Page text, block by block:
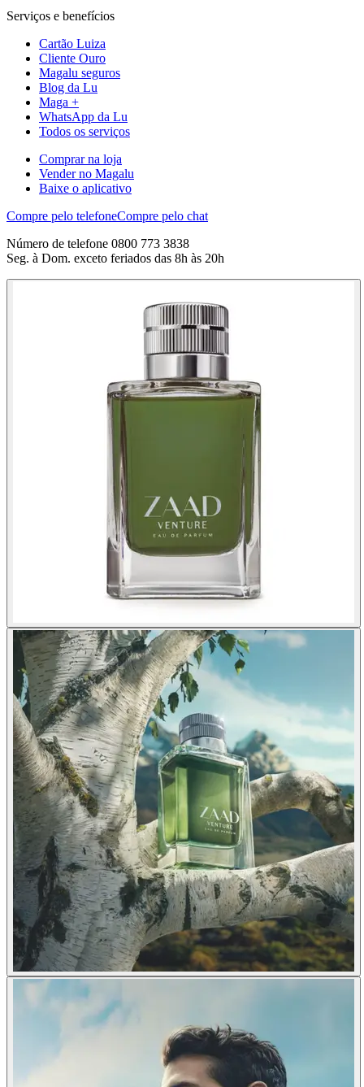
Serviços e benefícios
Cartão Luiza
Cliente Ouro
Magalu seguros
Blog da Lu
Maga +
WhatsApp da Lu
Todos os serviços
Comprar na loja
Vender no Magalu
Baixe o aplicativo
Compre pelo telefoneCompre pelo chat
Número de telefone 0800 773 3838
Seg. à Dom. exceto feriados das 8h às 20h